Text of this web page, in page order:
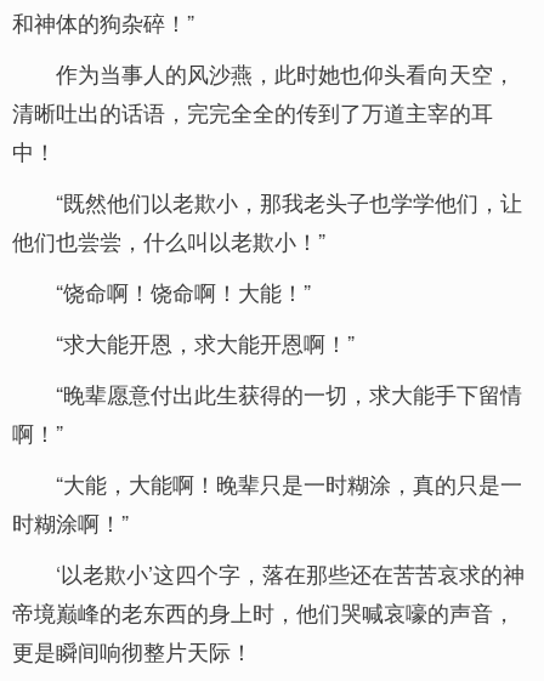
和神体的狗杂碎！”
作为当事人的风沙燕，此时她也仰头看向天空，
清晰吐出的话语，完完全全的传到了万道主宰的耳
中！
“既然他们以老欺小，那我老头子也学学他们，让
他们也尝尝，什么叫以老欺小！”
“饶命啊！饶命啊！大能！”
“求大能开恩，求大能开恩啊！”
“晚辈愿意付出此生获得的一切，求大能手下留情
啊！”
“大能，大能啊！晚辈只是一时糊涂，真的只是一
时糊涂啊！”
‘以老欺小’这四个字，落在那些还在苦苦哀求的神
帝境巅峰的老东西的身上时，他们哭喊哀嚎的声音，
更是瞬间响彻整片天际！